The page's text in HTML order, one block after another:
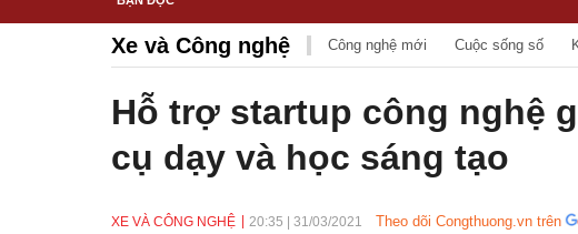
Xe và Công nghệ Công nghệ mới Cuộc sống số
Hỗ trợ startup công nghệ
cụ dạy và học sáng tạo
XE VÀ CÔNG NGHỆ 20:35 31/03/2021 Theo dõi Congthuong.vn trên